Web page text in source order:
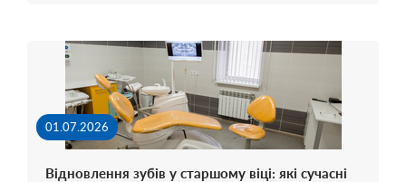
01.07.2026
Відновлення зубів у старшому віці: які сучасні